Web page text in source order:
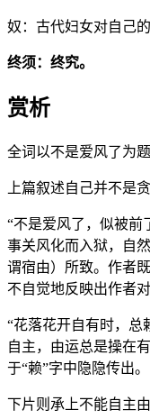
奴：古代妇女对自己
终须：终究。
赏析
全词以不是爱风了为
上篇叙述自己并不是
“不是爱风了，似被前
事关风化而入狱，自
谓宿由）所致。作者
不自觉地反映出作者
“花落花开自有时，总
自主，由运总是操在
于“赖”字中隐隐传出。
下片则承上不能自主